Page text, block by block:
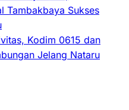
Tambakbaya Sukses
Kodim 0615 dan
Jelang Nataru